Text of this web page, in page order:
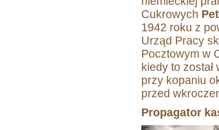
Cukrowych
1942 roku z
Urząd Pracy
Pocztowym w
kiedy to
przy kopaniu
przed
Propagator